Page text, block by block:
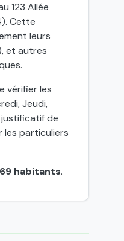
123 Allée
Cette
leurs
et autres
vérifier les
Jeudi,
justificatif de
les particuliers
habitants.